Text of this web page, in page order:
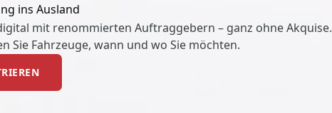
ins Ausland
mit renommierten Auftraggebern – ganz ohne Akquise.
Sie Fahrzeuge, wann und wo Sie möchten.